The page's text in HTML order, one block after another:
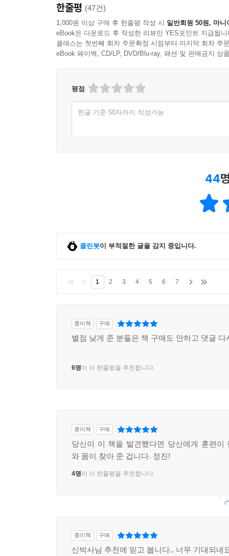
한줄평 (47건)
1,000원 이상 구매 후 한줄평 작성 시 일반회원 50원, 마니
eBook은 다운로드 후 작성한 리뷰만 YES포인트 지급됩니
클래스는 첫번째 회차 주문확정 시점부터 마지막 회차 주
eBook 페이백, CD/LP, DVD/Blu-ray, 패션 및 판매금지 상
평점
한글 기준 50자까지 작성가능
44
클린봇이 부적절한 글을 감지 중입니다.
1 2 3 4 5 6 7
종이책 구매
별점 낮게 준 분들은 책 구매도 안하고 댓글 다
6명이 이 한줄평을 추천합니다.
종이책 구매
당신이 이 책을 발견했다면 당신에게 훈련이
와 몸이 찾아 준 겁니다. 정진!
4명이 이 한줄평을 추천합니다.
종이책 구매
신박사님 추천에 믿고 봅니다.. 너무 기대되네